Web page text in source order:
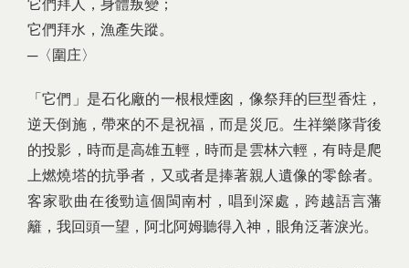
它們拜人，身體叛變；
它們拜水，漁產失蹤。
─〈圍庄〉
「它們」是石化廠的一根根煙囪，像祭拜的巨型香炷，
逆天倒施，帶來的不是祝福，而是災厄。生祥樂隊背後
的投影，時而是高雄五輕，時而是雲林六輕，有時是爬
上燃燒塔的抗爭者，又或者是捧著親人遺像的零餘者。
客家歌曲在後勁這個閩南村，唱到深處，跨越語言藩
籬，我回頭一望，阿北阿姆聽得入神，眼角泛著淚光。